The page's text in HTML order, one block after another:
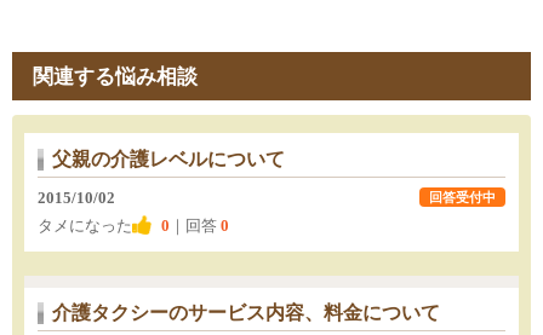
関連する悩み相談
父親の介護レベルについて
2015/10/02
タメになった
0 ｜回答 0
回答受付中
介護タクシーのサービス内容、料金について